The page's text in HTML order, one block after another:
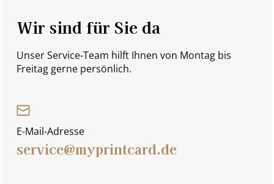
Wir sind für Sie da
Unser Service-Team hilft Ihnen von Montag bis
Freitag gerne persönlich.
E-Mail-Adresse
service@myprintcard.de